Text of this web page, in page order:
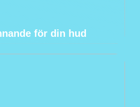
för din hud